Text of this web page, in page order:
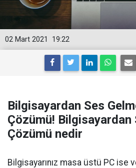
19:22
02 Mart 2021
Bilgisayardan Ses
Çözümü! Bilgisayardan
Çözümü nedir
Bilgisayarınız masa üstü PC ise